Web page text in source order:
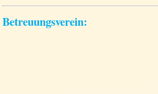
Betreuungsverein: